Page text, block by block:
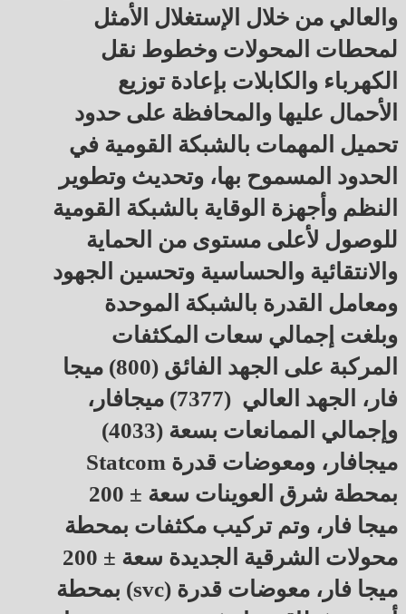
والعالي من خلال الإستغلال الأمثل
لمحطات المحولات وخطوط نقل
الكهرباء والكابلات بإعادة توزيع
الأحمال عليها والمحافظة على حدود
تحميل المهمات بالشبكة القومية في
الحدود المسموح بها، وتحديث وتطوير
النظم وأجهزة الوقاية بالشبكة القومية
للوصول لأعلى مستوى من الحماية
والانتقائية والحساسية وتحسين الجهود
ومعامل القدرة بالشبكة الموحدة
وبلغت إجمالي سعات المكثفات
المركبة على الجهد الفائق (800) ميجا
فار، الجهد العالي (7377) ميجافار،
وإجمالي الممانعات بسعة (4033)
ميجافار، ومعوضات قدرة Statcom
بمحطة شرق العوينات سعة ± 200
ميجا فار، وتم تركيب مكثفات بمحطة
محولات الشرقية الجديدة سعة ± 200
ميجا فار، معوضات قدرة (svc) بمحطة